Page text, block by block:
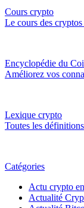
Cours crypto
Le cours des
Encyclopédie du
Améliorez vos
Lexique crypto
Toutes les
Catégories
Actu crypto
Actualité